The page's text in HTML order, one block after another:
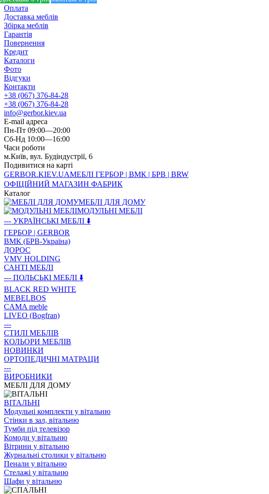
Оплата
Доставка меблів
Збірка меблів
Гарантія
Повернення
Кредит
Каталоги
Фото
Відгуки
Контакти
+38 (067) 376-84-28
+38 (067) 376-84-28
info@gerbor.kiev.ua
E-mail адреса
Пн-Пт 09:00—20:00
Сб-Нд 10:00—16:00
Часи роботи
м.Київ, вул. Будіндустрії, 6
Подивитися на карті
GERBOR.KIEV.UAМЕБЛI ГЕРБОР | ВМК | БРВ | BRW
ОФІЦІЙНИЙ МАГАЗИН ФАБРИК
Каталог
МЕБЛІ ДЛЯ ДОМУ
МОДУЛЬНІ МЕБЛІ
--- УКРАЇНСЬКІ МЕБЛІ ⬇️
ГЕРБОР | GERBOR
ВМК (БРВ-Україна)
ДОРОС
VMV HOLDING
САНТІ МЕБЛІ
--- ПОЛЬСЬКІ МЕБЛІ ⬇️
BLACK RED WHITE
MEBELBOS
CAMA meble
LIVEO (Bogfran)
---
СТИЛІ МЕБЛІВ
КОЛЬОРИ МЕБЛІВ
НОВИНКИ
ОРТОПЕДИЧНІ МАТРАЦИ
---
ВИРОБНИКИ
МЕБЛІ ДЛЯ ДОМУ
ВIТАЛЬНI
Модульні комплекти у вітальню
Стінки в зал, вітальню
Тумби під телевізор
Комоди у вітальню
Вітрини у вітальню
Журнальні столики у вітальню
Пенали у вітальню
Стелажі у вітальню
Шафи у вітальню